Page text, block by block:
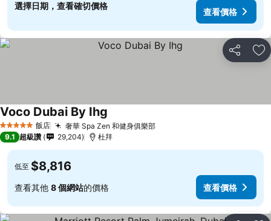
選擇日期，查看確切價格
查看價格
分享 加
5 星級 飯店 奢華 Spa Zen 和健身俱樂部查看價格
Voco Dubai By Ihg
9.1 超級讚 29,204 杜拜
低至 $8,816
查看其他 8 個網站的價格 查看價格